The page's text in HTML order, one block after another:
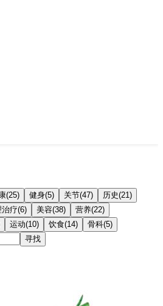
(25) 健身(5) 关节(47) 历史(21)
疗(6) 美容(38) 营养(22)
运动(10) 饮食(14) 骨科(5)
寻找